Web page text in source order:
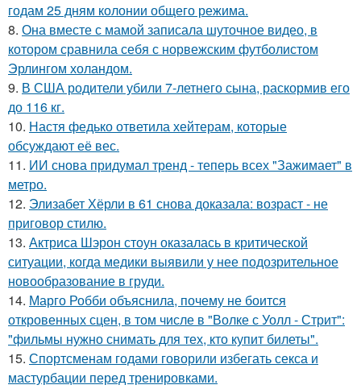
годам 25 дням колонии общего режима.
8. Она вместе с мамой записала шуточное видео, в
котором сравнила себя с норвежским футболистом
Эрлингом холандом.
9. В США родители убили 7-летнего сына, раскормив его
до 116 кг.
10. Настя федько ответила хейтерам, которые
обсуждают её вес.
11. ИИ снова придумал тренд - теперь всех "Зажимает" в
метро.
12. Элизабет Хёрли в 61 снова доказала: возраст - не
приговор стилю.
13. Актриса Шэрон стоун оказалась в критической
ситуации, когда медики выявили у нее подозрительное
новообразование в груди.
14. Марго Робби объяснила, почему не боится
откровенных сцен, в том числе в "Волке с Уолл - Стрит":
"фильмы нужно снимать для тех, кто купит билеты".
15. Спортсменам годами говорили избегать секса и
мастурбации перед тренировками.